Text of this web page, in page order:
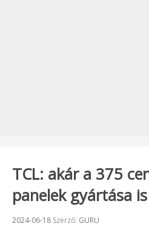
TCL: akár a 375
panelek gyártása
Beküldve:
2024-06-18 Szerző: GURU